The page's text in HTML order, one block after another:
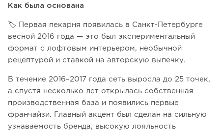
Как была основана
🏷️ Первая пекарня появилась в Санкт-Петербурге
весной 2016 года — это был экспериментальный
формат с лофтовым интерьером, необычной
рецептурой и ставкой на авторскую выпечку.
В течение 2016–2017 года сеть выросла до 25 точек,
а спустя несколько лет открылась собственная
производственная база и появились первые
франчайзи. Главный акцент был сделан на сильную
узнаваемость бренда, высокую лояльность